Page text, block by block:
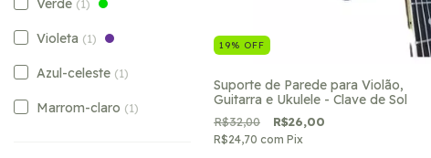
Verde (1)
Violeta (1)
Azul-celeste (1)
Marrom-claro (1)
19% OFF
Suporte de Parede para Violão,
Guitarra e Ukulele - Clave de Sol
R$32,00 R$26,00
R$24,70 com Pix